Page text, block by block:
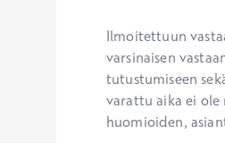
Ilmoitettuun
varsinaisen
tutustumiseen
varattu aika ei
huomioiden,